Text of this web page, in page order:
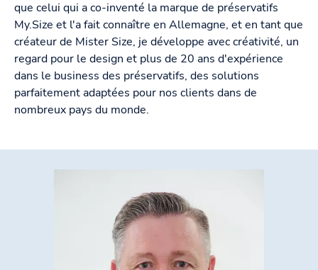
que celui qui a co-inventé la marque de préservatifs
My.Size et l'a fait connaître en Allemagne, et en tant que
créateur de Mister Size, je développe avec créativité, un
regard pour le design et plus de 20 ans d'expérience
dans le business des préservatifs, des solutions
parfaitement adaptées pour nos clients dans de
nombreux pays du monde.